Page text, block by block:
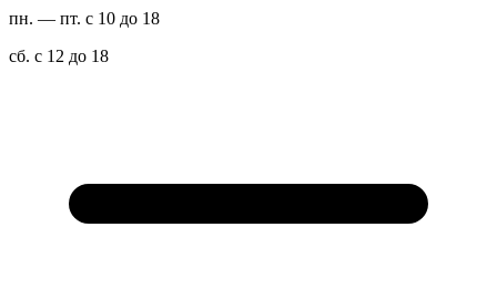
пн. — пт. с 10 до 18
сб. с 12 до 18